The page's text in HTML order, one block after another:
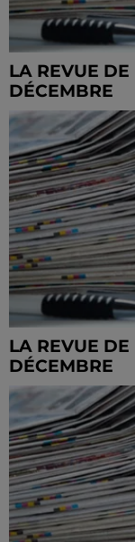
LA REVUE
DÉCEMBRE
LA REVUE
DÉCEMBRE